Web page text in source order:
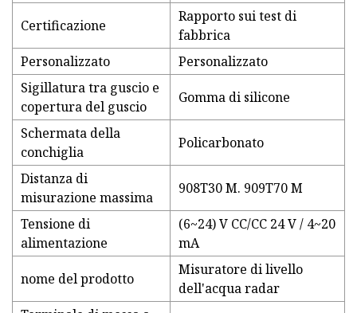
Certificazione
Rapporto sui test di
fabbrica
Personalizzato
Personalizzato
Sigillatura tra guscio e
copertura del guscio
Gomma di silicone
Schermata della
conchiglia
Policarbonato
Distanza di
misurazione massima
908T30 M. 909T70 M
Tensione di
alimentazione
(6~24) V CC/CC 24 V / 4~20
mA
nome del prodotto
Misuratore di livello
dell'acqua radar